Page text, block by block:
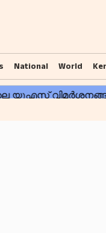
National World